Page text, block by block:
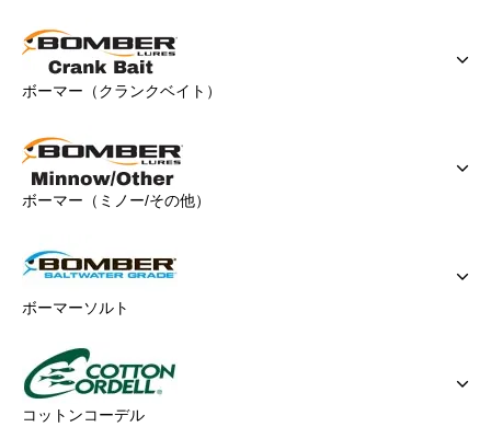
ボーマー（クランクベイト）
ボーマー（ミノー/その他）
ボーマーソルト
コットンコーデル